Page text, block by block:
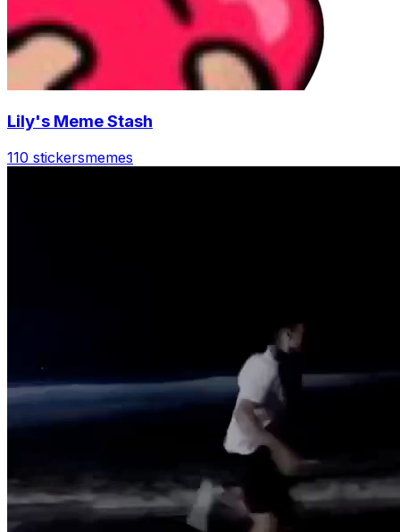
Lily's Meme Stash
110 stickersmemes